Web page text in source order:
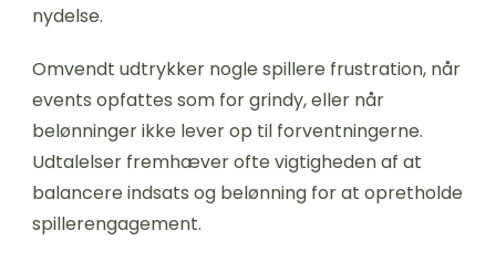
nydelse.
Omvendt udtrykker nogle spillere frustration, når
events opfattes som for grindy, eller når
belønninger ikke lever op til forventningerne.
Udtalelser fremhæver ofte vigtigheden af at
balancere indsats og belønning for at opretholde
spillerengagement.